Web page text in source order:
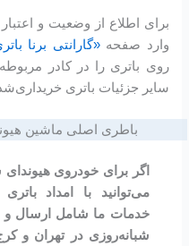
برای اطلاع از وضعیت و
وارد صفحه«گارانتی برنا
روی باتری را در کادر مربوطه
سایر جزئیات باتری
باطری اصلی ماشین
اگر برای خودروی هیوندای
می‌توانید با امداد
خدمات ما شامل ارسال و
شبانه‌روزی در تهران و